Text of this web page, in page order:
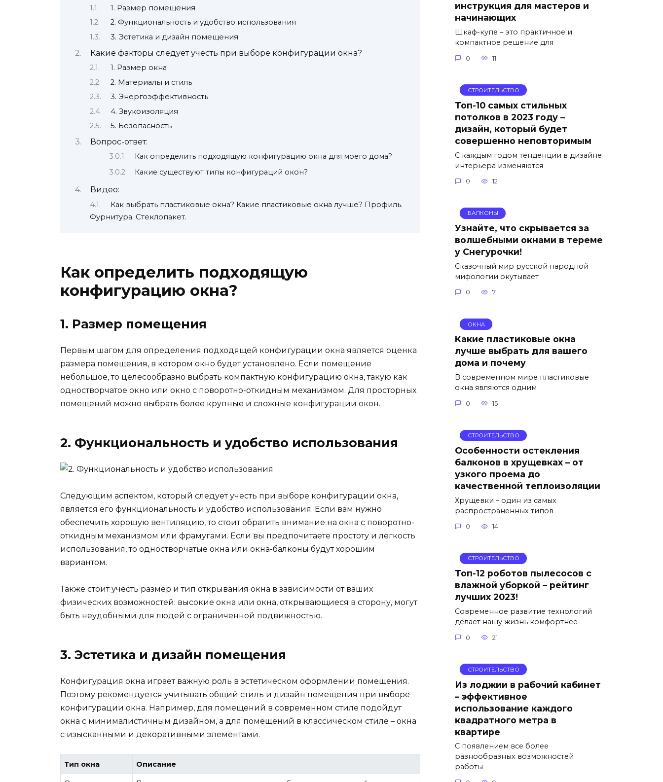
1. Размер помещения
2. Функциональность и удобство использования
3. Эстетика и дизайн помещения
Какие факторы следует учесть при выборе конфигурации окна?
1. Размер окна
2. Материалы и стиль
3. Энергоэффективность
4. Звукоизоляция
5. Безопасность
Вопрос-ответ:
Как определить подходящую конфигурацию окна для моего дома?
Какие существуют типы конфигураций окон?
Видео:
Как выбрать пластиковые окна? Какие пластиковые окна лучше? Профиль.
Фурнитура. Стеклопакет.
Как определить подходящую
конфигурацию окна?
1. Размер помещения
Первым шагом для определения подходящей конфигурации окна является оценка
размера помещения, в котором окно будет установлено. Если помещение
небольшое, то целесообразно выбрать компактную конфигурацию окна, такую как
одностворчатое окно или окно с поворотно-откидным механизмом. Для просторных
помещений можно выбрать более крупные и сложные конфигурации окон.
2. Функциональность и удобство использования
Следующим аспектом, который следует учесть при выборе конфигурации окна,
является его функциональность и удобство использования. Если вам нужно
обеспечить хорошую вентиляцию, то стоит обратить внимание на окна с поворотно-
откидным механизмом или фрамугами. Если вы предпочитаете простоту и легкость
использования, то одностворчатые окна или окна-балконы будут хорошим
вариантом.
Также стоит учесть размер и тип открывания окна в зависимости от ваших
физических возможностей: высокие окна или окна, открывающиеся в сторону, могут
быть неудобными для людей с ограниченной подвижностью.
3. Эстетика и дизайн помещения
Конфигурация окна играет важную роль в эстетическом оформлении помещения.
Поэтому рекомендуется учитывать общий стиль и дизайн помещения при выборе
конфигурации окна. Например, для помещений в современном стиле подойдут
окна с минималистичным дизайном, а для помещений в классическом стиле – окна
с изысканными и декоративными элементами.
Тип окна Описание
инструкция для мастеров и
начинающих
Шкаф-купе – это практичное и
компактное решение для
0 11
СТРОИТЕЛЬСТВО
Топ-10 самых стильных
потолков в 2023 году –
дизайн, который будет
совершенно неповторимым
С каждым годом тенденции в дизайне
интерьера изменяются
0 12
БАЛКОНЫ
Узнайте, что скрывается за
волшебными окнами в тереме
у Снегурочки!
Сказочный мир русской народной
мифологии окутывает
0 7
ОКНА
Какие пластиковые окна
лучше выбрать для вашего
дома и почему
В современном мире пластиковые
окна являются одним
0 15
СТРОИТЕЛЬСТВО
Особенности остекления
балконов в хрущевках – от
узкого проема до
качественной теплоизоляции
Хрущевки – один из самых
распространенных типов
0 14
СТРОИТЕЛЬСТВО
Топ-12 роботов пылесосов с
влажной уборкой – рейтинг
лучших 2023!
Современное развитие технологий
делает нашу жизнь комфортнее
0 21
СТРОИТЕЛЬСТВО
Из лоджии в рабочий кабинет
– эффективное
использование каждого
квадратного метра в
квартире
С появлением все более
разнообразных возможностей
работы